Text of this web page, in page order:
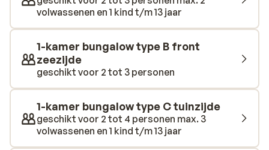
besteed aan sfeer: gezellige zithoekjes, moderne
accenten en een warme, huiselijke uitstraling. Veel
kamers hebben een balkon of terras met uitzicht op de
tuin, het zwembad of de zee. Op het resort vind je drie
zwembaden, een apart kinderbad en volop ruimte om
te relaxen in de zon. Voor kinderen is er een Kidsclub en
animatie, terwijl jij geniet van een goed boek of een
verfrissend drankje aan de beachbar. Ook het eten is
hier een feestje: van verse buffetten tot à-la-
cartegerechten in de Griekse taverna of het Italiaanse
volwassenen en 1 kind t/m 13 jaar
1-kamer bungalow type B front
zeezijde
geschikt voor 2 tot 3 personen
1-kamer bungalow type C tuinzijde
geschikt voor 2 tot 4 personen max. 3
volwassenen en 1 kind t/m 13 jaar